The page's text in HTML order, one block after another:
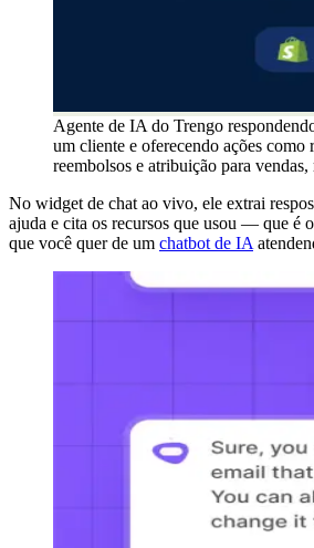
Agente de IA do Trengo
um cliente e oferecendo ações como
reembolsos e atribuição para
No widget de chat ao vivo, ele extrai
ajuda e cita os recursos que usou — que é
que você quer de um chatbot de IA